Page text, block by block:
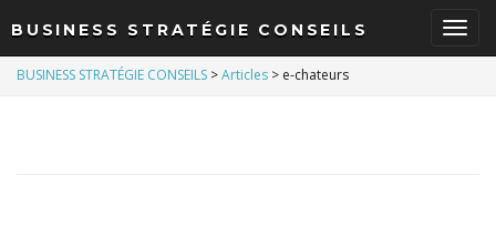
BUSINESS STRATÉGIE CONSEILS
BUSINESS STRATÉGIE CONSEILS >Articles > e-chateurs